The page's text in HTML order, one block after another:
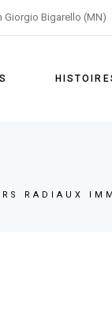
Giorgio Bigarello (MN)
RADIAUX